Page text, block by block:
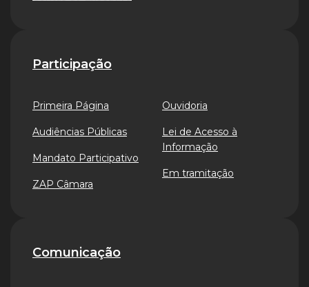
Participação
Primeira Página
Audiências Públicas
Mandato Participativo
ZAP Câmara
Ouvidoria
Lei de Acesso à
Informação
Em tramitação
Comunicação